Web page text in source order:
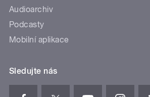
Audioarchiv
Podcasty
Mobilní aplikace
Sledujte nás